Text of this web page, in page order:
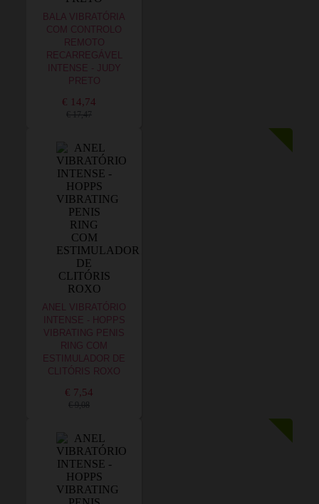
BALA VIBRATÓRIA
COM CONTROLO
REMOTO
RECARREGÁVEL
INTENSE - JUDY
PRETO
€ 14,74
€ 17,47
ANEL VIBRATÓRIO
INTENSE - HOPPS
VIBRATING PENIS
RING COM
ESTIMULADOR DE
CLITÓRIS ROXO
€ 7,54
€ 9,08